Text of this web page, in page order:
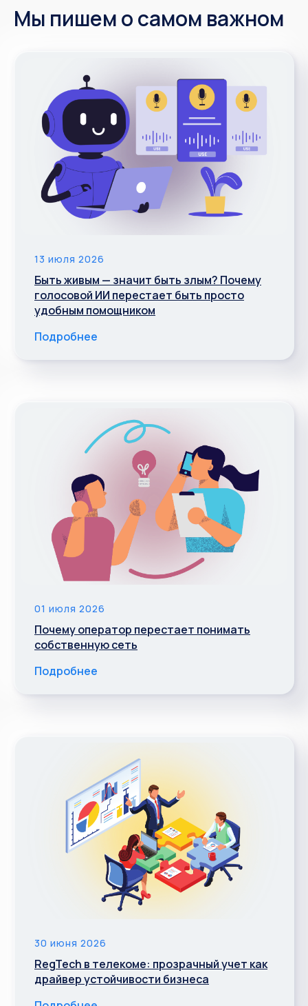
Мы пишем о самом важном
13 июля 2026
Быть живым — значит быть злым? Почему
голосовой ИИ перестает быть просто
удобным помощником
Подробнее
01 июля 2026
Почему оператор перестает понимать
собственную сеть
Подробнее
30 июня 2026
RegTech в телекоме: прозрачный учет как
драйвер устойчивости бизнеса